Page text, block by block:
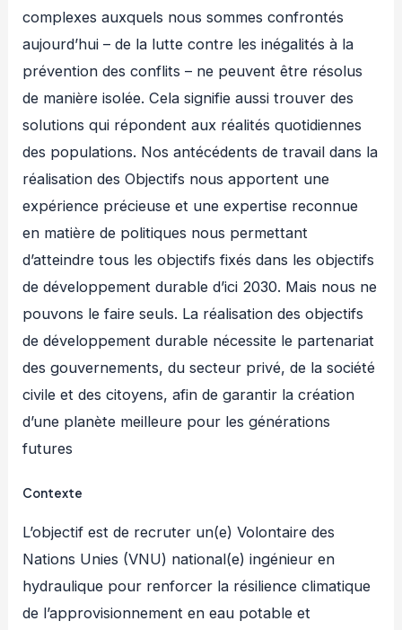
complexes auxquels nous sommes confrontés
aujourd’hui – de la lutte contre les inégalités à la
prévention des conflits – ne peuvent être résolus
de manière isolée. Cela signifie aussi trouver des
solutions qui répondent aux réalités quotidiennes
des populations. Nos antécédents de travail dans la
réalisation des Objectifs nous apportent une
expérience précieuse et une expertise reconnue
en matière de politiques nous permettant
d’atteindre tous les objectifs fixés dans les objectifs
de développement durable d’ici 2030. Mais nous ne
pouvons le faire seuls. La réalisation des objectifs
de développement durable nécessite le partenariat
des gouvernements, du secteur privé, de la société
civile et des citoyens, afin de garantir la création
d’une planète meilleure pour les générations
futures
Contexte
L’objectif est de recruter un(e) Volontaire des
Nations Unies (VNU) national(e) ingénieur en
hydraulique pour renforcer la résilience climatique
de l’approvisionnement en eau potable et